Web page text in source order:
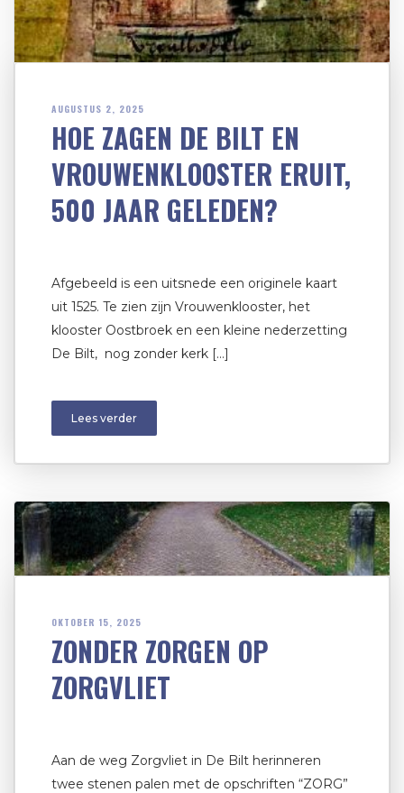
AUGUSTUS 2, 2025
HOE ZAGEN DE BILT EN
VROUWENKLOOSTER ERUIT,
500 JAAR GELEDEN?
Afgebeeld is een uitsnede een originele kaart
uit 1525. Te zien zijn Vrouwenklooster, het
klooster Oostbroek en een kleine nederzetting
De Bilt, nog zonder kerk […]
Lees verder
OKTOBER 15, 2025
ZONDER ZORGEN OP
ZORGVLIET
Aan de weg Zorgvliet in De Bilt herinneren
twee stenen palen met de opschriften “ZORG”